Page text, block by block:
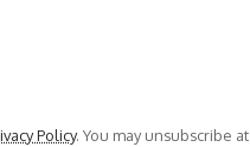
Policy. You may unsubscribe at